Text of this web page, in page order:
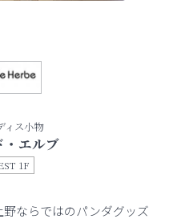
ィス小物
・エルブ
1F
ならではのパンダグッズ